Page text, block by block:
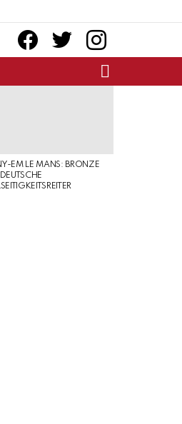
facebooktwitter instagram
EM LE MANS: BRONZE